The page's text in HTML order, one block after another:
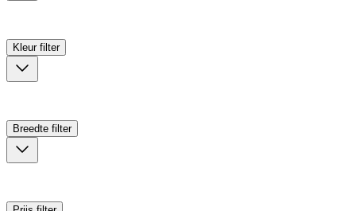
Kleur filter
Breedte filter